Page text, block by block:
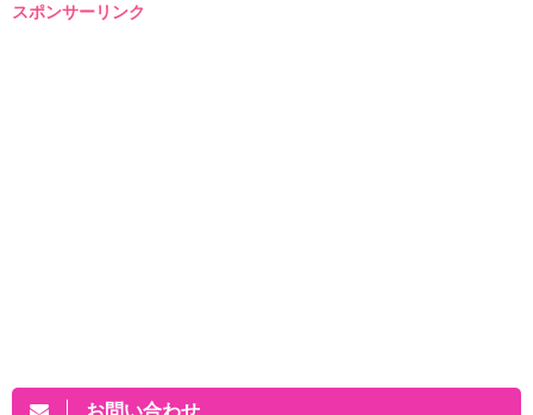
スポンサーリンク
お問い合わせ